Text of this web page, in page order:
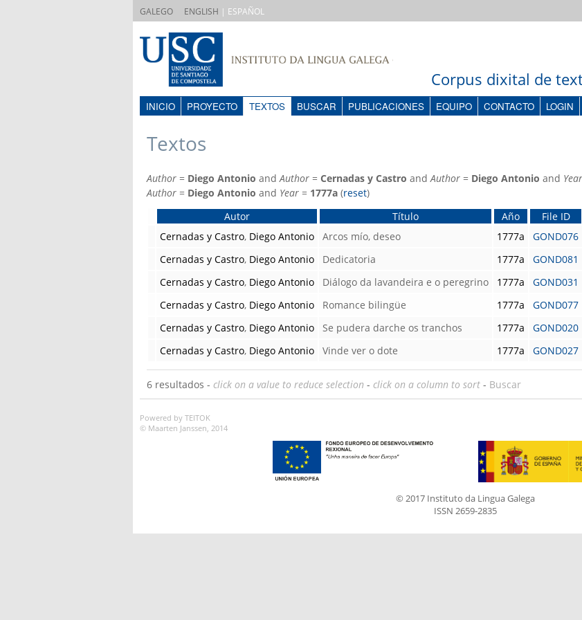
GALEGO ENGLISH | ESPAÑOL
Corpus dixital de
INICIO PROYECTO TEXTOS BUSCAR PUBLICACIONES EQUIPO CONTACTO LOGIN
Textos
Author = Diego Antonio and Author = Cernadas y Castro and Author = Diego Antonio and Year
Author = Diego Antonio and Year = 1777a (reset)
Autor
Título Año
File ID
Cernadas y Castro, Diego Antonio Arcos mío, deseo 1777a
GOND076
Cernadas y Castro, Diego Antonio Dedicatoria 1777a
GOND081
Cernadas y Castro, Diego Antonio Diálogo da lavandeira e o peregrino 1777a
GOND031
Cernadas y Castro, Diego Antonio Romance bilingüe 1777a
GOND077
Cernadas y Castro, Diego Antonio Se pudera darche os tranchos 1777a
GOND020
Cernadas y Castro, Diego Antonio Vinde ver o dote 1777a GOND027
6 resultados - click on a value to reduce selection - click on a column to sort - Buscar
Powered by TEITOK
© Maarten Janssen, 2014
© 2017 Instituto da Lingua Galega
ISSN 2659-2835